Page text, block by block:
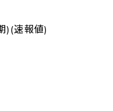
速報値)